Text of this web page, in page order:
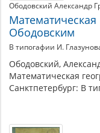
Ободовский Александр
Математическая
Ободовским
В типогафии И.
Ободовский,
Математическая
Санктпетербург: В